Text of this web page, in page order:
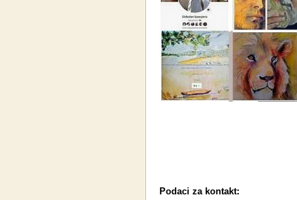
Podaci za kontakt: